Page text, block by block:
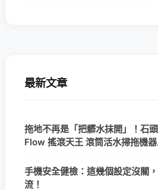
最新文章
拖地不再是「把髒水抹開」！石
Flow 搖滾天王 滾筒活水掃拖機器
手機安全健檢：這幾個設定沒關
流！